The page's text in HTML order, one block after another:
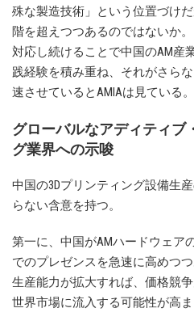
殊な製造技術」という位置づけ
階を超えつつあるのではないか
対応し続けることで中国のAM産
践経験を積み重ね、それがさら
速させているとAMIAは見ている。
グローバルなアディティブ
グ業界への示唆
中国の3Dプリンティング設備生
らない含意を持つ。
第一に、中国がAMハードウェア
でのプレゼンスを急速に高めつ
生産能力が拡大すれば、価格競
世界市場に流入する可能性が高ま